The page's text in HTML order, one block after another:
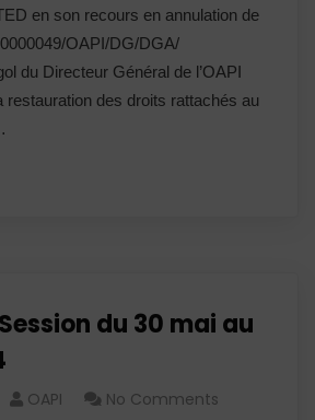
en son recours en annulation de
OAPI/DG/DGA/
du Directeur Général de l’OAPI
restauration des droits rattachés au
du 30 mai au
OAPI No Comments